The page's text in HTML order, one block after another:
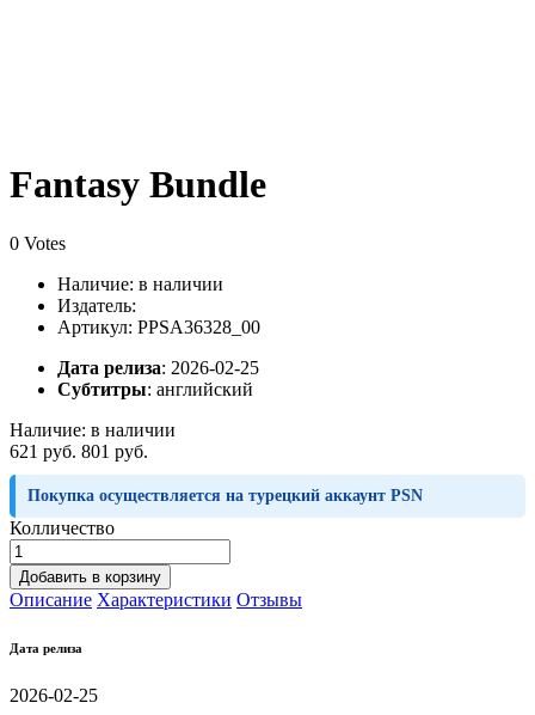
Fantasy Bundle
0 Votes
Наличие: в наличии
Издатель:
Артикул: PPSA36328_00
Дата релиза: 2026-02-25
Субтитры: английский
Наличие: в наличии
621 руб. 801 руб.
Покупка осуществляется на турецкий аккаунт PSN
Колличество
Добавить в корзину
Описание Характеристики Отзывы
Дата релиза
2026-02-25